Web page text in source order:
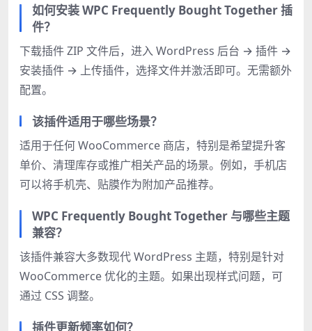
如何安装 WPC Frequently Bought Together 插
件？
下载插件 ZIP 文件后，进入 WordPress 后台 → 插件 →
安装插件 → 上传插件，选择文件并激活即可。无需额外
配置。
该插件适用于哪些场景？
适用于任何 WooCommerce 商店，特别是希望提升客
单价、清理库存或推广相关产品的场景。例如，手机店
可以将手机壳、贴膜作为附加产品推荐。
WPC Frequently Bought Together 与哪些主题
兼容？
该插件兼容大多数现代 WordPress 主题，特别是针对
WooCommerce 优化的主题。如果出现样式问题，可
通过 CSS 调整。
插件更新频率如何？